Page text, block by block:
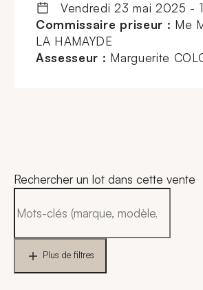
vendredi 23 mai 2025 -
Commissaire priseur : Me
LA HAMAYDE
Assesseur : Marguerite
Rechercher un lot dans cette vente
Plus de filtres